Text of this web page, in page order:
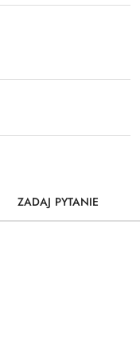
ZADAJ PYTANIE